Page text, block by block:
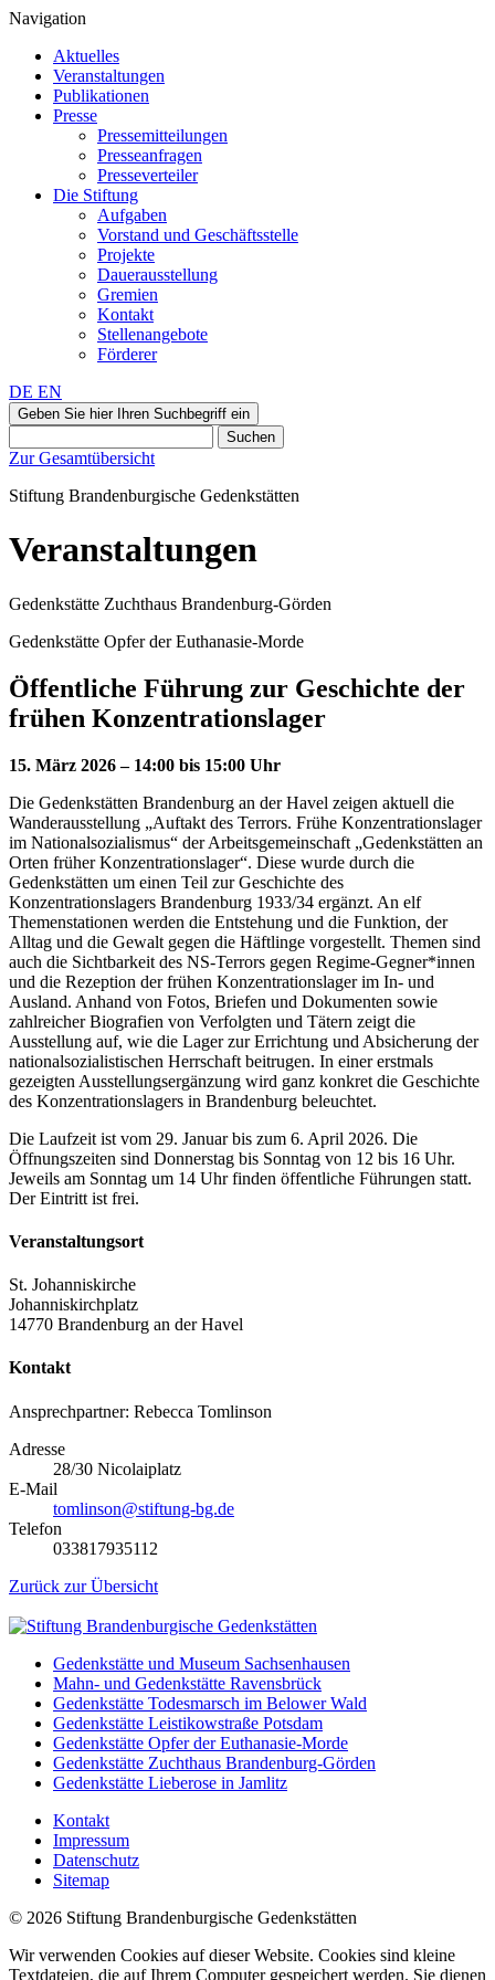
Navigation
Aktuelles
Veranstaltungen
Publikationen
Presse
Pressemitteilungen
Presseanfragen
Presseverteiler
Die Stiftung
Aufgaben
Vorstand und Geschäftsstelle
Projekte
Dauerausstellung
Gremien
Kontakt
Stellenangebote
Förderer
DE EN
Geben Sie hier Ihren Suchbegriff ein
Suchen
Zur Gesamtübersicht
Stiftung Brandenburgische Gedenkstätten
Veranstaltungen
Gedenkstätte Zuchthaus Brandenburg-Görden
Gedenkstätte Opfer der Euthanasie-Morde
Öffentliche Führung zur Geschichte der
frühen Konzentrationslager
15. März 2026 – 14:00 bis 15:00 Uhr
Die Gedenkstätten Brandenburg an der Havel zeigen aktuell die
Wanderausstellung „Auftakt des Terrors. Frühe Konzentrationslager
im Nationalsozialismus“ der Arbeitsgemeinschaft „Gedenkstätten an
Orten früher Konzentrationslager“. Diese wurde durch die
Gedenkstätten um einen Teil zur Geschichte des
Konzentrationslagers Brandenburg 1933/34 ergänzt. An elf
Themenstationen werden die Entstehung und die Funktion, der
Alltag und die Gewalt gegen die Häftlinge vorgestellt. Themen sind
auch die Sichtbarkeit des NS-Terrors gegen Regime-Gegner*innen
und die Rezeption der frühen Konzentrationslager im In- und
Ausland. Anhand von Fotos, Briefen und Dokumenten sowie
zahlreicher Biografien von Verfolgten und Tätern zeigt die
Ausstellung auf, wie die Lager zur Errichtung und Absicherung der
nationalsozialistischen Herrschaft beitrugen. In einer erstmals
gezeigten Ausstellungsergänzung wird ganz konkret die Geschichte
des Konzentrationslagers in Brandenburg beleuchtet.
Die Laufzeit ist vom 29. Januar bis zum 6. April 2026. Die
Öffnungszeiten sind Donnerstag bis Sonntag von 12 bis 16 Uhr.
Jeweils am Sonntag um 14 Uhr finden öffentliche Führungen statt.
Der Eintritt ist frei.
Veranstaltungsort
St. Johanniskirche
Johanniskirchplatz
14770 Brandenburg an der Havel
Kontakt
Ansprechpartner: Rebecca Tomlinson
Adresse
28/30 Nicolaiplatz
E-Mail
tomlinson@stiftung-bg.de
Telefon
033817935112
Zurück zur Übersicht
Gedenkstätte und Museum Sachsenhausen
Mahn- und Gedenkstätte Ravensbrück
Gedenkstätte Todesmarsch im Belower Wald
Gedenkstätte Leistikowstraße Potsdam
Gedenkstätte Opfer der Euthanasie-Morde
Gedenkstätte Zuchthaus Brandenburg-Görden
Gedenkstätte Lieberose in Jamlitz
Kontakt
Impressum
Datenschutz
Sitemap
© 2026 Stiftung Brandenburgische Gedenkstätten
Wir verwenden Cookies auf dieser Website. Cookies sind kleine
Textdateien, die auf Ihrem Computer gespeichert werden. Sie dienen